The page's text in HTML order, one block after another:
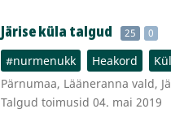
Järise küla talgud 25 0
#nurmenukk Heakord
Pärnumaa, Lääneranna vald,
Talgud toimusid 04. mai 2019